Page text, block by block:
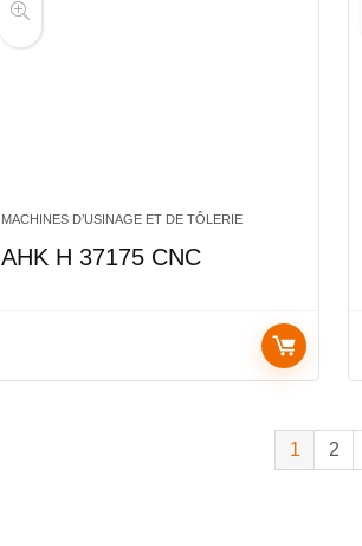
MACHINES D’USINAGE ET DE TÔLERIE
AHK H 37175 CNC
1 2